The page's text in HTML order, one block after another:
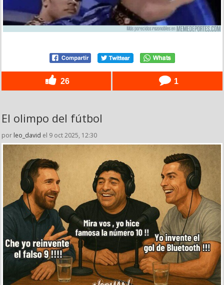
26 1
El olimpo del fútbol
por leo_david el 9 oct 2025, 12:30